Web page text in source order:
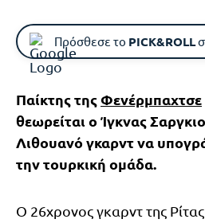
Πρόσθεσε το PICK&ROLL
Παίκτης τηςΦενέρμπαχτσε
θεωρείται ο Ίγκνας
Λιθουανό γκαρντ να
την τουρκική ομάδα.
Ο 26χρονος γκαρντ της Ρίτας